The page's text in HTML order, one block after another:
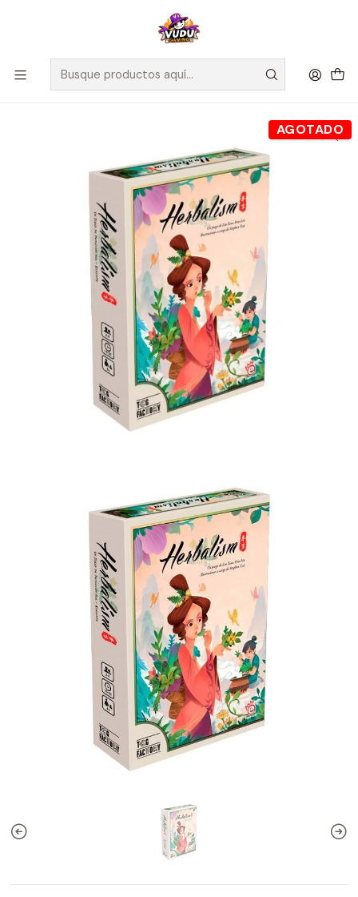
🚀 ¡Despachamos a todo Chile! Envío GRATIS a Regiones sobre
$100.000 y a RM sobre $35.000
Inicio Juegos de Mesa Familiares
Herbalism - Juego de Mesa - Español
AGOTADO